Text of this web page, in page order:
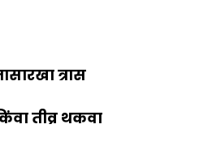
त्रास
तीव्र थकवा